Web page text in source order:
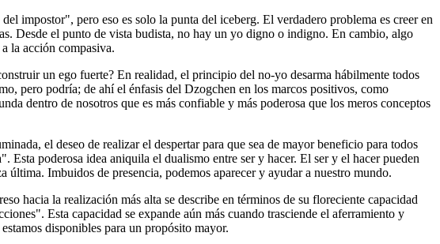
impostor", pero eso es solo la punta del iceberg. El verdadero problema es creer en
Desde el punto de vista budista, no hay un yo digno o indigno. En cambio, algo
la acción compasiva.
un ego fuerte? En realidad, el principio del no-yo desarma hábilmente todos
pero podría; de ahí el énfasis del Dzogchen en los marcos positivos, como
dentro de nosotros que es más confiable y más poderosa que los meros conceptos
el deseo de realizar el despertar para que sea de mayor beneficio para todos
poderosa idea aniquila el dualismo entre ser y hacer. El ser y el hacer pueden
última. Imbuidos de presencia, podemos aparecer y ayudar a nuestro mundo.
hacia la realización más alta se describe en términos de su floreciente capacidad
Esta capacidad se expande aún más cuando trasciende el aferramiento y
disponibles para un propósito mayor.